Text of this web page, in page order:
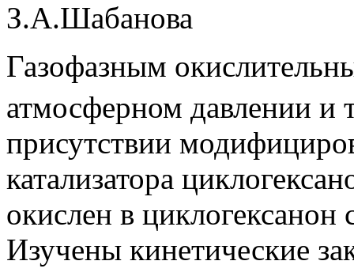
З.А.Шабанова
Газофазным
атмосферном давлении и
присутствии
катализатора
окислен в
Изучены кинетические